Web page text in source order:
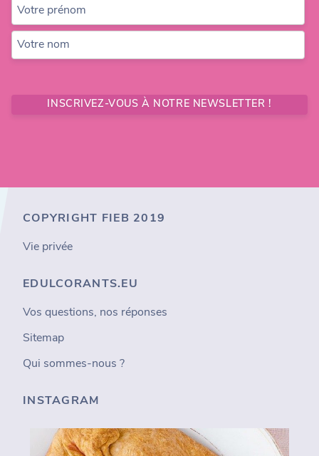
Votre prénom
Votre nom
INSCRIVEZ-VOUS À NOTRE NEWSLETTER !
COPYRIGHT FIEB 2019
Vie privée
EDULCORANTS.EU
Vos questions, nos réponses
Sitemap
Qui sommes-nous ?
INSTAGRAM